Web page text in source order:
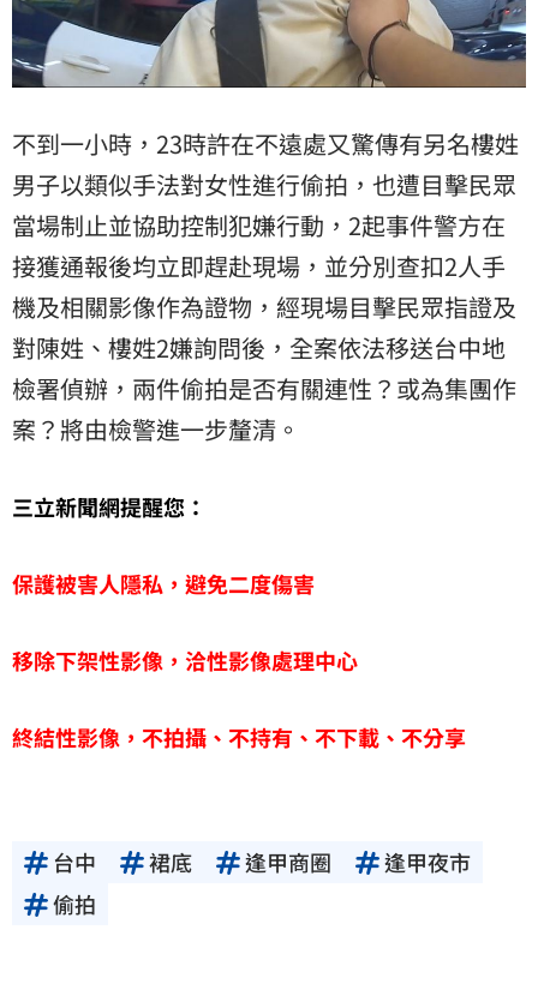
不到一小時，23時許在不遠處又驚傳有另名樓姓
男子以類似手法對女性進行偷拍，也遭目擊民眾
當場制止並協助控制犯嫌行動，2起事件警方在
接獲通報後均立即趕赴現場，並分別查扣2人手
機及相關影像作為證物，經現場目擊民眾指證及
對陳姓、樓姓2嫌詢問後，全案依法移送台中地
檢署偵辦，兩件偷拍是否有關連性？或為集團作
案？將由檢警進一步釐清。
三立新聞網提醒您：
保護被害人隱私，避免二度傷害
移除下架性影像，洽性影像處理中心
終結性影像，不拍攝、不持有、不下載、不分享
台中 裙底 逢甲商圈
逢甲夜市
偷拍